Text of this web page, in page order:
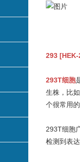
293
293T细胞
生株，比
个很常用
293T细胞
检测到表